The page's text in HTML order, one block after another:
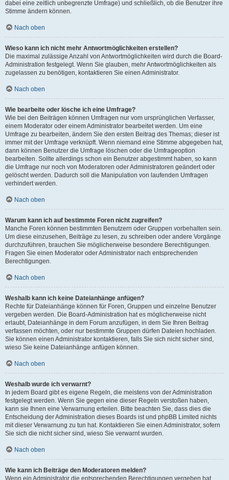
dabei eine zeitlich unbegrenzte Umfrage) und schließlich, ob die Benutzer ihre
Stimme ändern können.
Nach oben
Wieso kann ich nicht mehr Antwortmöglichkeiten erstellen?
Die maximal zulässige Anzahl von Antwortmöglichkeiten wird durch die Board-
Administration festgelegt. Wenn Sie glauben, mehr Antwortmöglichkeiten als
zugelassen zu benötigen, kontaktieren Sie einen Administrator.
Nach oben
Wie bearbeite oder lösche ich eine Umfrage?
Wie bei den Beiträgen können Umfragen nur vom ursprünglichen Verfasser,
einem Moderator oder einem Administrator bearbeitet werden. Um eine
Umfrage zu bearbeiten, ändern Sie den ersten Beitrag des Themas; dieser ist
immer mit der Umfrage verknüpft. Wenn niemand eine Stimme abgegeben hat,
dann können Benutzer die Umfrage löschen oder die Umfrageoption
bearbeiten. Sollte allerdings schon ein Benutzer abgestimmt haben, so kann
die Umfrage nur noch von Moderatoren oder Administratoren geändert oder
gelöscht werden. Dadurch soll die Manipulation von laufenden Umfragen
verhindert werden.
Nach oben
Warum kann ich auf bestimmte Foren nicht zugreifen?
Manche Foren können bestimmten Benutzern oder Gruppen vorbehalten sein.
Um diese einzusehen, Beiträge zu lesen, zu schreiben oder andere Vorgänge
durchzuführen, brauchen Sie möglicherweise besondere Berechtigungen.
Fragen Sie einen Moderator oder Administrator nach entsprechenden
Berechtigungen.
Nach oben
Weshalb kann ich keine Dateianhänge anfügen?
Rechte für Dateianhänge können für Foren, Gruppen und einzelne Benutzer
vergeben werden. Die Board-Administration hat es möglicherweise nicht
erlaubt, Dateianhänge in dem Forum anzufügen, in dem Sie Ihren Beitrag
verfassen möchten, oder nur bestimmte Gruppen dürfen Dateien hochladen.
Sie können einen Administrator kontaktieren, falls Sie sich nicht sicher sind,
wieso Sie keine Dateianhänge anfügen können.
Nach oben
Weshalb wurde ich verwarnt?
In jedem Board gibt es eigene Regeln, die meistens von der Administration
festgelegt werden. Wenn Sie gegen eine dieser Regeln verstoßen haben,
kann sie Ihnen eine Verwarnung erteilen. Bitte beachten Sie, dass dies die
Entscheidung der Administration dieses Boards ist und phpBB Limited nichts
mit dieser Verwarnung zu tun hat. Kontaktieren Sie einen Administrator, sofern
Sie sich die nicht sicher sind, wieso Sie verwarnt wurden.
Nach oben
Wie kann ich Beiträge den Moderatoren melden?
Wenn ein Administrator die entsprechenden Berechtigungen vergeben hat,